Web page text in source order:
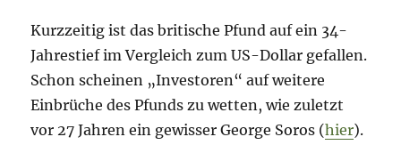
Kurzzeitig ist das britische Pfund auf ein 34-
Jahrestief im Vergleich zum US-Dollar gefallen.
Schon scheinen „Investoren“ auf weitere
Einbrüche des Pfunds zu wetten, wie zuletzt
vor 27 Jahren ein gewisser George Soros (hier).